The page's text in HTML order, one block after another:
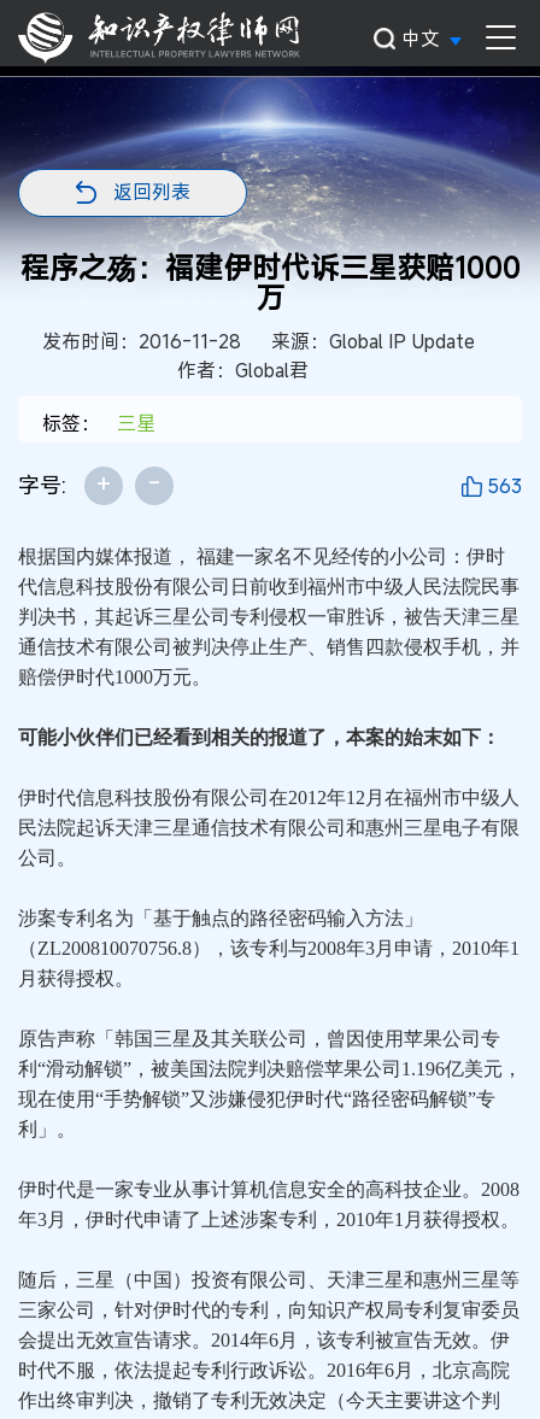
中文
返回列表
程序之殇：福建伊时代诉三星获赔1000
万
发布时间：2016-11-28
来源：Global IP Update
作者：Global君
标签：
三星
字号: + - 563
根据国内媒体报道， 福建一家名不见经传的小公司：伊时
代信息科技股份有限公司日前收到福州市中级人民法院民事
判决书，其起诉三星公司专利侵权一审胜诉，被告天津三星
通信技术有限公司被判决停止生产、销售四款侵权手机，并
赔偿伊时代1000万元。
可能小伙伴们已经看到相关的报道了，本案的始末如下：
伊时代信息科技股份有限公司在2012年12月在福州市中级人
民法院起诉天津三星通信技术有限公司和惠州三星电子有限
公司。
涉案专利名为「基于触点的路径密码输入方法」
（ZL200810070756.8），该专利与2008年3月申请，2010年1
月获得授权。
原告声称「韩国三星及其关联公司，曾因使用苹果公司专
利“滑动解锁”，被美国法院判决赔偿苹果公司1.196亿美元，
现在使用“手势解锁”又涉嫌侵犯伊时代“路径密码解锁”专
利」。
伊时代是一家专业从事计算机信息安全的高科技企业。2008
年3月，伊时代申请了上述涉案专利，2010年1月获得授权。
随后，三星（中国）投资有限公司、天津三星和惠州三星等
三家公司，针对伊时代的专利，向知识产权局专利复审委员
会提出无效宣告请求。2014年6月，该专利被宣告无效。伊
时代不服，依法提起专利行政诉讼。2016年6月，北京高院
作出终审判决，撤销了专利无效决定（今天主要讲这个判